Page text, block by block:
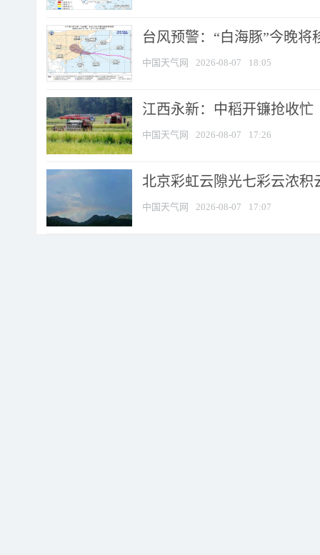
台风预警：“白海豚”今晚将
中国天气网 2026-08-07 18:05
江西永新：中稻开镰抢收忙
中国天气网 2026-08-07 17:26
北京彩虹云隙光七彩云浓积
中国天气网 2026-08-07 17:07